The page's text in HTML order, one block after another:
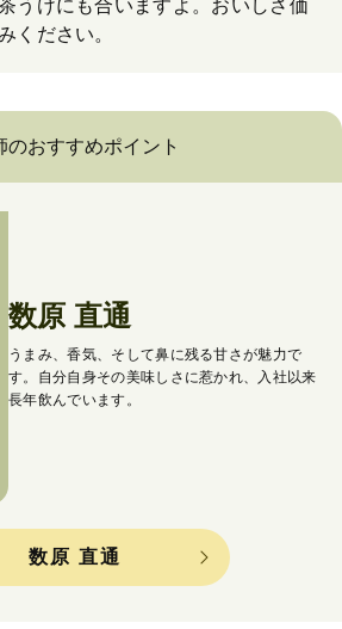
うけにも合いますよ。おいしさ価
ください。
のおすすめポイント
数原 直通
うまみ、香気、そして鼻に残る甘さが魅力で
す。 自分自身その美味しさに惹かれ、入社以来
長年飲んでいます。
数原 直通